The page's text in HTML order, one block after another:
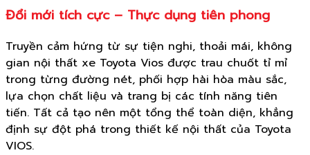
Đổi mới tích cực – Thực dụng tiên phong
Truyền cảm hứng từ sự tiện nghi, thoải mái, không
gian nội thất xe Toyota Vios được trau chuốt tỉ mỉ
trong từng đường nét, phối hợp hài hòa màu sắc,
lựa chọn chất liệu và trang bị các tính năng tiên
tiến. Tất cả tạo nên một tổng thể toàn diện, khẳng
định sự đột phá trong thiết kế nội thất của Toyota
VIOS.